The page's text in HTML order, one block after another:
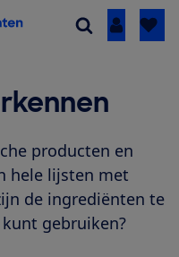
Inloggen
producten en
hele lijsten met
de ingrediënten te
gebruiken?